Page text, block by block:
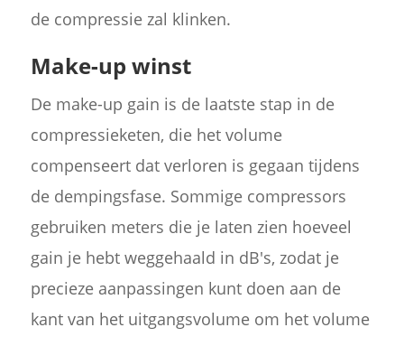
de compressie zal klinken.
Make-up winst
De make-up gain is de laatste stap in de
compressieketen, die het volume
compenseert dat verloren is gegaan tijdens
de dempingsfase. Sommige compressors
gebruiken meters die je laten zien hoeveel
gain je hebt weggehaald in dB's, zodat je
precieze aanpassingen kunt doen aan de
kant van het uitgangsvolume om het volume